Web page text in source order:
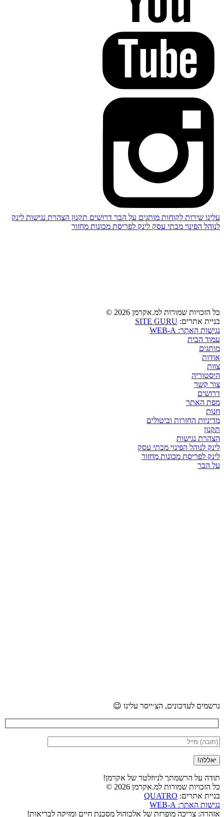
עלינו שירות לקוחות מותגים על הבר דרושים תקנון הצהרת נגישות לינק
לנוהל הפינוי מבתי עסק לינק לפריסת מכונות מחזור
כל הזכויות שמורות למ.אקרמן 2026 ©
בניית אתרים: SITE GURU
נגישות האתר: WEB-A
עמוד הבית
מותגים
אודות
צוות
היסטוריה
צור קשר
דרושים
מפת האתר
חנות
מדיניות החזרות וביטולים
תקנון
הצהרת נגישות
לינק לנוהל הפינוי מבתי עסק
לינק לפריסת מכונות מחזור
על הבר
נרשמים לעדכונים, הצ׳ייסר עלינו 😉
תודה על הרשמתך לניוזלטר של אקרמן!
כל הזכויות שמורות למ.אקרמן 2026 ©
בניית אתרים: QUATRO
נגישות האתר: WEB-A
אזהרה: צריכה מופרזת של אלכוהול מסכנת חיים ומזיקה לבריאות!